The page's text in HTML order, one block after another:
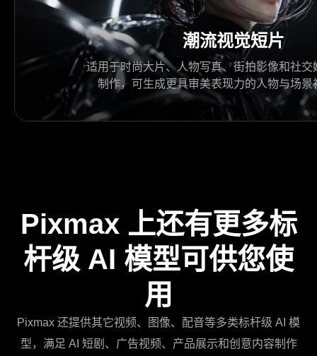
潮流视觉短片
适用于时尚大片、人物写真、街拍影像和社交
制作，可生成更具审美表现力的人物与场景
Pixmax 上还有更多标
杆级 AI 模型可供您使
用
Pixmax 还提供其它视频、图像、配音等多类标杆级 AI 模
型，满足 AI 短剧、广告视频、产品展示和创意内容制作